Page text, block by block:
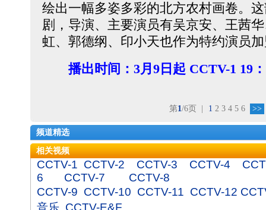
绘出一幅多姿多彩的北方农村画卷。
剧，导演、主要演员有吴京安、王茜
虹、郭德纲、印小天也作为特约演员
播出时间： 3月9日起 CCTV-1 19
第1/6页 1 2 3 4 5 6 >>
频道精选
相关视频
CCTV-1 CCTV-2 CCTV-3 CCTV-4
6
CCTV-7
CCTV-8
CCTV-9 CCTV-10 CCTV-11 CCTV-12
音乐 CCTV-E&F